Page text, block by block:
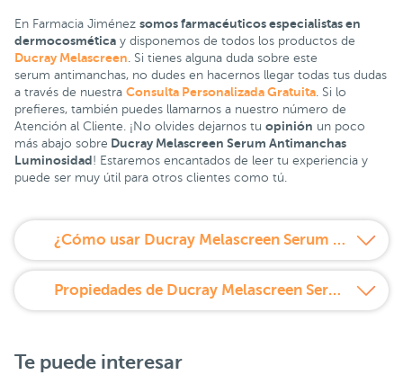
En Farmacia Jiménez somos farmacéuticos especialistas en
dermocosmética y disponemos de todos los productos de
Ducray Melascreen . Si tienes alguna duda sobre este
serum antimanchas, no dudes en hacernos llegar todas tus dudas
a través de nuestra Consulta Personalizada Gratuita . Si lo
prefieres, también puedes llamarnos a nuestro número de
Atención al Cliente. ¡No olvides dejarnos tu opinión un poco
más abajo sobre Ducray Melascreen Serum Antimanchas
Luminosidad! Estaremos encantados de leer tu experiencia y
puede ser muy útil para otros clientes como tú.
¿Cómo usar Ducray Melascreen Serum Antimanchas Luminosidad?
Propiedades de Ducray Melascreen Serum Antimanchas Luminosidad
Te puede interesar